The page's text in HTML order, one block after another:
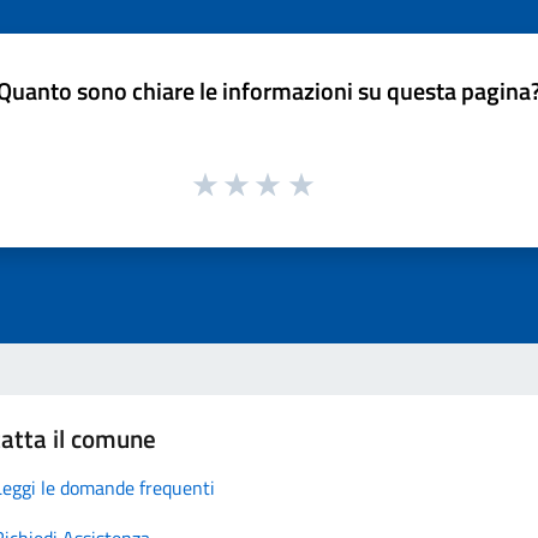
sono chiare le informazioni su questa
il comune
le domande frequenti